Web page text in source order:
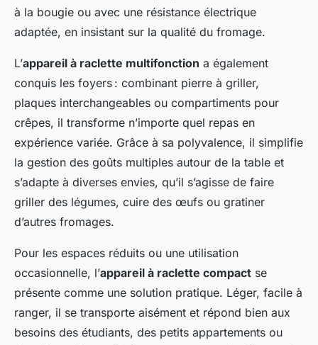
à la bougie ou avec une résistance électrique
adaptée, en insistant sur la qualité du fromage.
L’appareil à raclette multifonction a également
conquis les foyers : combinant pierre à griller,
plaques interchangeables ou compartiments pour
crêpes, il transforme n’importe quel repas en
expérience variée. Grâce à sa polyvalence, il simplifie
la gestion des goûts multiples autour de la table et
s’adapte à diverses envies, qu’il s’agisse de faire
griller des légumes, cuire des œufs ou gratiner
d’autres fromages.
Pour les espaces réduits ou une utilisation
occasionnelle, l’appareil à raclette compact se
présente comme une solution pratique. Léger, facile à
ranger, il se transporte aisément et répond bien aux
besoins des étudiants, des petits appartements ou